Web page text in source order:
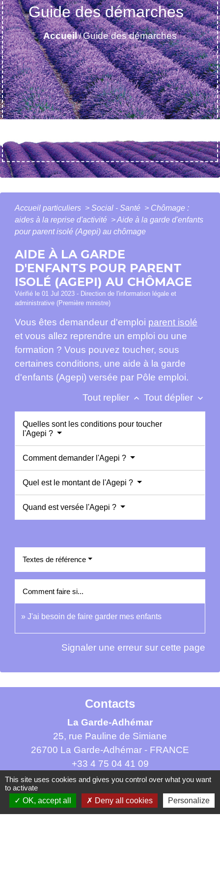
Guide des démarches
Accueil/Guide des démarches
Accueil particuliers > Social - Santé > Chômage :
aides à la reprise d'activité >Aide à la garde d'enfants
pour parent isolé (Agepi) au chômage
AIDE À LA GARDE
D'ENFANTS POUR PARENT
ISOLÉ (AGEPI) AU CHÔMAGE
Vérifié le 01 Jul 2023 - Direction de l'information légale et
administrative (Première ministre)
Vous êtes demandeur d'emploi parent isolé
et vous allez reprendre un emploi ou une
formation ? Vous pouvez toucher, sous
certaines conditions, une aide à la garde
d'enfants (Agepi) versée par Pôle emploi.
Tout replier keyboard_arrow_up Tout déplier keyboard_arrow_down
Quelles sont les conditions pour toucher
l'Agepi ?
Comment demander l'Agepi ?
Quel est le montant de l'Agepi ?
Quand est versée l'Agepi ?
Textes de référence
Comment faire si...
J'ai besoin de faire garder mes enfants
Signaler une erreur sur cette page
Contacts
La Garde-Adhémar
25, rue Pauline de Simiane
26700 La Garde-Adhémar - FRANCE
+33 4 75 04 41 09
Contact par formulaire
This site uses cookies and gives you control over what you want
to activate
OK, accept all
Deny all cookies Personalize